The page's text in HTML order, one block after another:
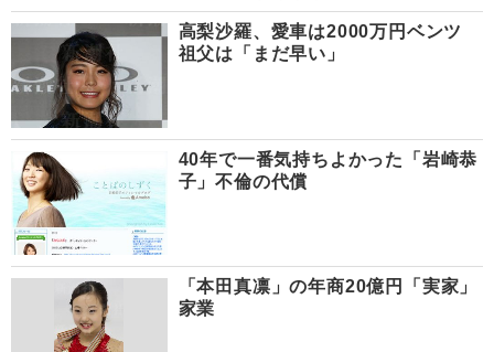
高梨沙羅、愛車は2000万円ベンツ
祖父は「まだ早い」
40年で一番気持ちよかった「岩崎恭
子」不倫の代償
「本田真凛」の年商20億円「実家」
家業